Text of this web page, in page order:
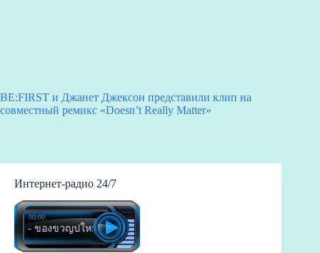
BE:FIRST и Джанет Джексон представили клип на
совместный ремикс «Doesn’t Really Matter»
Интернет-радио 24/7
- ของขวญปใหม (Golden Night)
00:00